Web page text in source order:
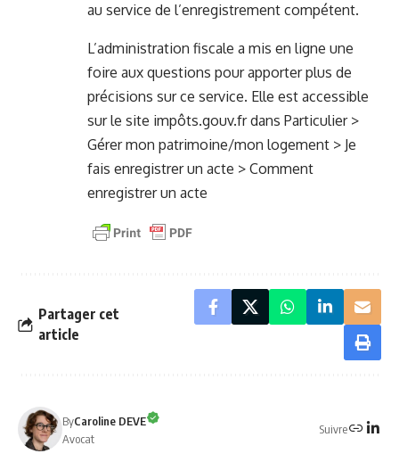
au service de l’enregistrement compétent.
L’administration fiscale a mis en ligne une
foire aux questions pour apporter plus de
précisions sur ce service. Elle est accessible
sur le site impôts.gouv.fr dans Particulier >
Gérer mon patrimoine/mon logement > Je
fais enregistrer un acte > Comment
enregistrer un acte
Partager cet
article
ByCaroline DEVE
Avocat
Suivre